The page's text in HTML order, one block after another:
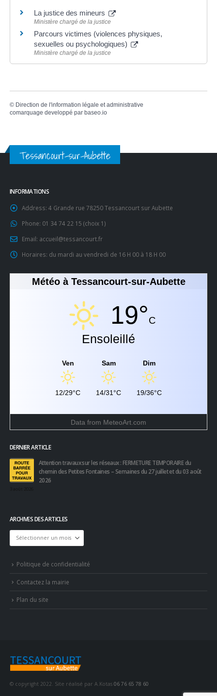
La justice des mineurs
Ministère chargé de la justice
Parcours victimes (violences physiques,
sexuelles ou psychologiques)
Ministère chargé de la justice
© Direction de l'information légale et administrative
comarquage developpé par baseo.io
Tessancourt-sur-Aubette
INFORMATIONS
Address: 4 Grande rue 78250 Tessancourt sur Aubette
Phone: 01 34 74 22 15 (choix 1)
Email: accueil@tessancourt.fr
Horaires: du mardi au vendredi de 16 H 00 à 18 H 00
Météo à Tessancourt-sur-Aubette
19°C
Ensoleillé
Ven
12/29°C
Sam
14/31°C
Dim
19/36°C
Data from MeteoArt.com
DERNIER ARTICLE
Attention travaux sur les réseaux : FERMETURE TEMPORAIRE du
chemin des Petites Fontaines – Semaines du 27 juillet et du 03 août
2026
ARCHIVES DES ARTICLES
Archives
des
Politique de confidentialité
Contactez la mairie
Plan du site
© copyright 2022. Site réalisé par A.Kotas 06 76 65 78 60